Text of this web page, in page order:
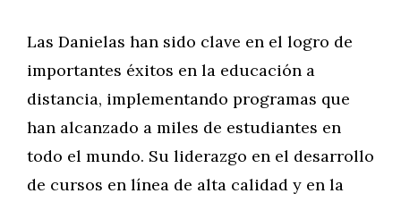
Las Danielas han sido clave en el logro de
importantes éxitos en la educación a
distancia, implementando programas que
han alcanzado a miles de estudiantes en
todo el mundo. Su liderazgo en el desarrollo
de cursos en línea de alta calidad y en la